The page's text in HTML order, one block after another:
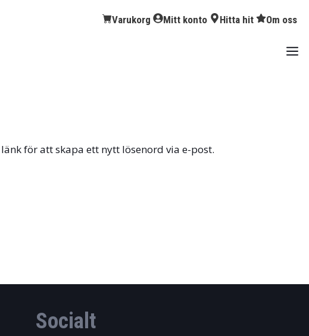
Varukorg Mitt konto Hitta hit Om oss
för att skapa ett nytt lösenord via e-post.
Socialt